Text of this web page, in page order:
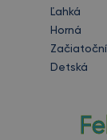
Ľahká
Horná
Detská